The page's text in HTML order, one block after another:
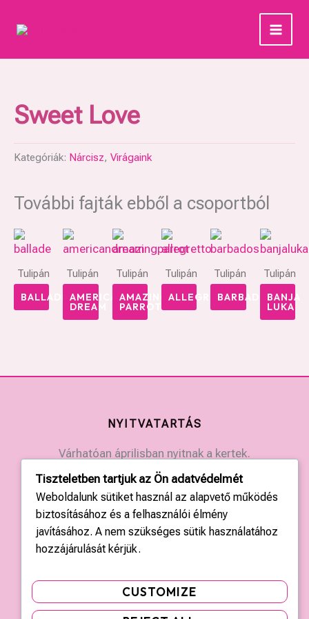
Sweet Love
Kategóriák: Nárcisz, Virágaink
További fajták ebből a csoportból
Tulipán
BALLADE
Tulipán
AMERICAN
DREAM
Tulipán
AMAZING
PARROT
Tulipán
ALLEGRETTO
Tulipán
BARBADOS
Tulipán
BANJA
LUKA
NYITVATARTÁS
Várhatóan áprilisban nyitnak a kertek.
Érdeklődjön a kertek elérhetőségein.
KAPCSOLAT
Országos központ: +36 20 428 3010
Tiszteletben tartjuk az Ön adatvédelmét
Weboldalunk sütiket használ az alapvető működés
biztosításához és a felhasználói élmény
javításához. A nem szükséges sütik használatához
hozzájárulását kérjük.
CUSTOMIZE